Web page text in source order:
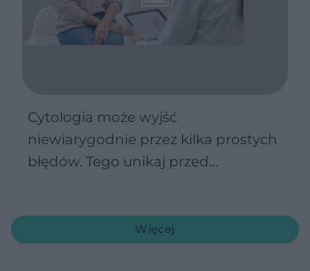
Cytologia może wyjść
niewiarygodnie przez kilka prostych
błędów. Tego unikaj przed
Więcej